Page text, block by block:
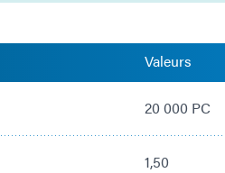
Valeurs
20 000 PC
1,50